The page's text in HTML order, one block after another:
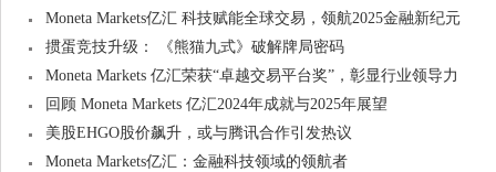
Moneta Markets亿汇 科技赋能全球交易，领航2025金融新纪元
掼蛋竞技升级： 《熊猫九式》破解牌局密码
Moneta Markets 亿汇荣获“卓越交易平台奖”，彰显行业领导力
回顾 Moneta Markets 亿汇2024年成就与2025年展望
美股EHGO股价飙升，或与腾讯合作引发热议
Moneta Markets亿汇：金融科技领域的领航者